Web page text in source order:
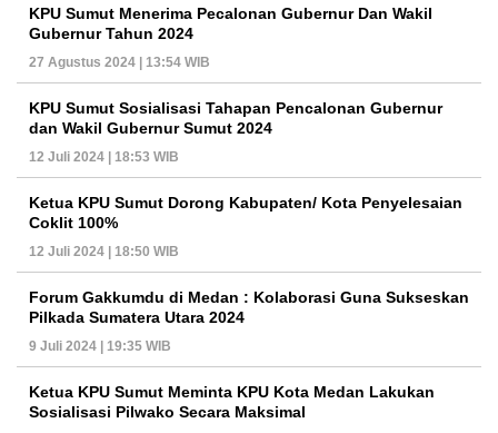
KPU Sumut Menerima Pecalonan Gubernur Dan Wakil
Gubernur Tahun 2024
27 Agustus 2024 | 13:54 WIB
KPU Sumut Sosialisasi Tahapan Pencalonan Gubernur
dan Wakil Gubernur Sumut 2024
12 Juli 2024 | 18:53 WIB
Ketua KPU Sumut Dorong Kabupaten/ Kota Penyelesaian
Coklit 100%
12 Juli 2024 | 18:50 WIB
Forum Gakkumdu di Medan : Kolaborasi Guna Sukseskan
Pilkada Sumatera Utara 2024
9 Juli 2024 | 19:35 WIB
Ketua KPU Sumut Meminta KPU Kota Medan Lakukan
Sosialisasi Pilwako Secara Maksimal